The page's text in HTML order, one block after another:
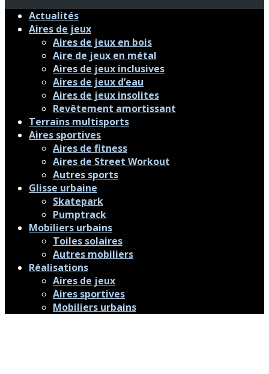
Actualités
Aires de jeux
Aires de jeux en bois
Aire de jeux en métal
Aires de jeux inclusives
Aires de jeux d’eau
Aires de jeux insolites
Revêtement amortissant
Terrains multisports
Aires sportives
Aires de fitness
Aires de Street Workout
Autres sports
Glisse urbaine
Skatepark
Pumptrack
Mobiliers urbains
Toiles solaires
Autres mobiliers
Réalisations
Aires de jeux
Aires sportives
Mobiliers urbains